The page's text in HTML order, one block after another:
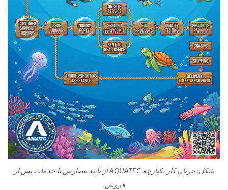
شکل: جریان کار یکپارچه AQUATEC از تأیید سفارش تا خدمات پس از
فروش.